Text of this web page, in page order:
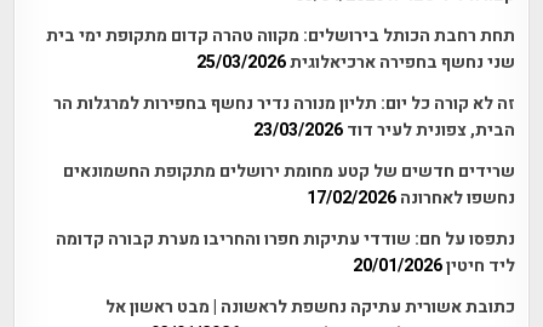
תחת רחבת הכותל בירושלים: מקווה טהרה קדום מתקופת ימי בית
שני נחשף בחפירה ארכיאלוגית25/03/2026
זה לא קורה כל יום: תליון מנורה נדיר נחשף בחפירות למרגלות הר
הבית, צפונית לעיר דוד 23/03/2026
שרידים חדשים של קטע מחומת ירושלים מתקופת החשמונאים
נחשפו לאחרונה 17/02/2026
נתפסו על חם: שודדי עתיקות חפרו והחריבו מערת קבורה קדומה
ליד חיטין20/01/2026
כתובת אשורית עתיקה נחשפת לראשונה | מבט ראשון אל